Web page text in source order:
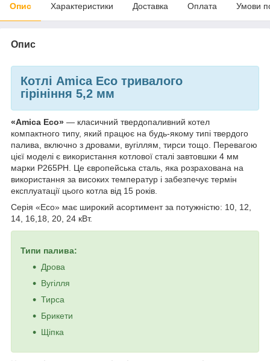
Опис Характеристики Доставка Оплата Умови
Опис
Котлі Amica Есо тривалого
гірініння 5,2 мм
«Amica Eco» — класичний твердопаливний котел
компактного типу, який працює на будь-якому типі твердого
палива, включно з дровами, вугіллям, тирси тощо. Перевагою
цієї моделі є використання котлової сталі завтовшки 4 мм
марки P265PH. Це європейська сталь, яка розрахована на
використання за високих температур і забезпечує термін
експлуатації цього котла від 15 років.
Серія «Eco» має широкий асортимент за потужністю: 10, 12,
14, 16,18, 20, 24 кВт.
Типи палива:
Дрова
Вугілля
Тирса
Брикети
Щіпка